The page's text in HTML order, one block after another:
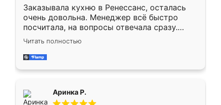
Заказывала кухню в Ренессанс, осталась
очень довольна. Менеджер всё быстро
посчитала, на вопросы отвечала сразу.
Замерщик приехал в субботу, подошёл к
делу со всей ответственностью. Собрали
за день, ребята работали аккуратно, даже
Читать полностью
Аринка Р.